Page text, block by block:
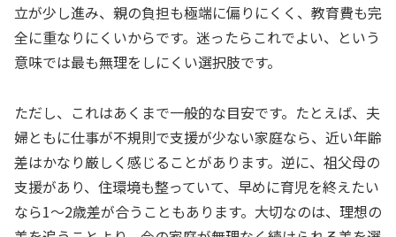
立が少し進み、親の負担も極端に偏りにくく、教育費も完
全に重なりにくいからです。迷ったらこれでよい、という
意味では最も無理をしにくい選択肢です。
ただし、これはあくまで一般的な目安です。たとえば、夫
婦ともに仕事が不規則で支援が少ない家庭なら、近い年齢
差はかなり厳しく感じることがあります。逆に、祖父母の
支援があり、住環境も整っていて、早めに育児を終えたい
なら1〜2歳差が合うこともあります。大切なのは、理想の